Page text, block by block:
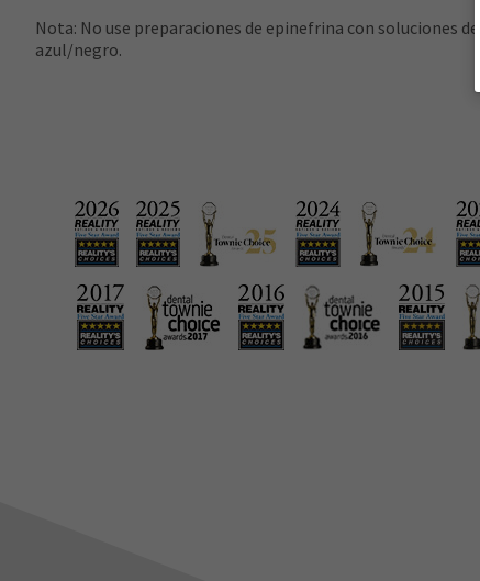
Nota: No use preparaciones de epinefrina con soluciones
azul/negro.